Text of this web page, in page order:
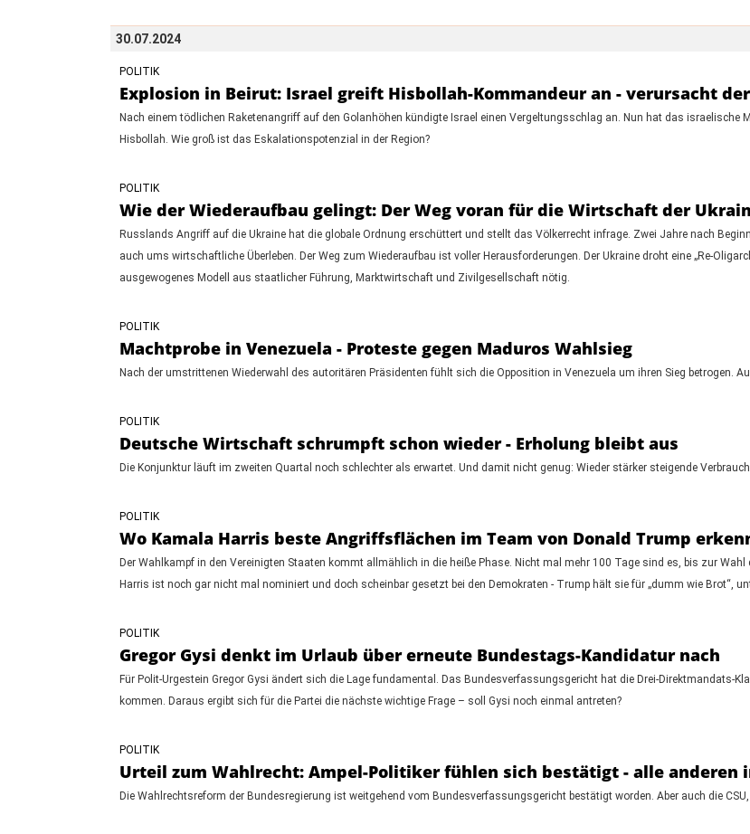
30.07.2024
POLITIK
Explosion in Beirut: Israel greift Hisbollah-Kommandeur an - verursacht
Nach einem tödlichen Raketenangriff auf den Golanhöhen kündigte Israel einen Vergeltungsschlag an. Nun hat das israelische
Hisbollah. Wie groß ist das Eskalationspotenzial in der Region?
POLITIK
Wie der Wiederaufbau gelingt: Der Weg voran für die Wirtschaft der
Russlands Angriff auf die Ukraine hat die globale Ordnung erschüttert und stellt das Völkerrecht infrage. Zwei Jahre nach
auch ums wirtschaftliche Überleben. Der Weg zum Wiederaufbau ist voller Herausforderungen. Der Ukraine droht eine „Re-
ausgewogenes Modell aus staatlicher Führung, Marktwirtschaft und Zivilgesellschaft nötig.
POLITIK
Machtprobe in Venezuela - Proteste gegen Maduros Wahlsieg
Nach der umstrittenen Wiederwahl des autoritären Präsidenten fühlt sich die Opposition in Venezuela um ihren Sieg betrogen.
POLITIK
Deutsche Wirtschaft schrumpft schon wieder - Erholung bleibt aus
Die Konjunktur läuft im zweiten Quartal noch schlechter als erwartet. Und damit nicht genug: Wieder stärker steigende
POLITIK
Wo Kamala Harris beste Angriffsflächen im Team von Donald Trump
Der Wahlkampf in den Vereinigten Staaten kommt allmählich in die heiße Phase. Nicht mal mehr 100 Tage sind es, bis zur
Harris ist noch gar nicht mal nominiert und doch scheinbar gesetzt bei den Demokraten - Trump hält sie für „dumm wie Brot“,
POLITIK
Gregor Gysi denkt im Urlaub über erneute Bundestags-Kandidatur nach
Für Polit-Urgestein Gregor Gysi ändert sich die Lage fundamental. Das Bundesverfassungsgericht hat die Drei-Direktmandats-
kommen. Daraus ergibt sich für die Partei die nächste wichtige Frage – soll Gysi noch einmal antreten?
POLITIK
Urteil zum Wahlrecht: Ampel-Politiker fühlen sich bestätigt - alle anderen
Die Wahlrechtsreform der Bundesregierung ist weitgehend vom Bundesverfassungsgericht bestätigt worden. Aber auch die